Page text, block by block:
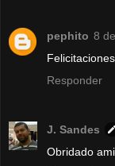
pephito 8
Responder
J. Sandes
Obridado